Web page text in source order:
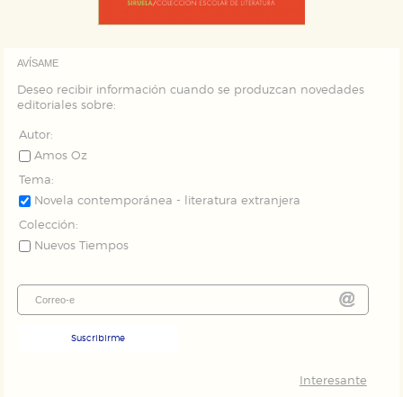
AVÍSAME
Deseo recibir información cuando se produzcan novedades
editoriales sobre:
Autor:
Amos Oz
Tema:
Novela contemporánea - literatura extranjera
Colección:
Nuevos Tiempos
Suscribirme
Interesante